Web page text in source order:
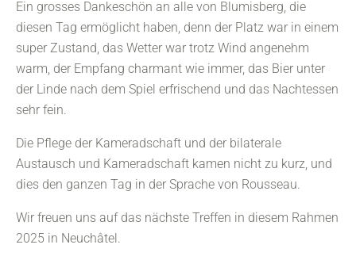
Ein grosses Dankeschön an alle von Blumisberg, die
diesen Tag ermöglicht haben, denn der Platz war in einem
super Zustand, das Wetter war trotz Wind angenehm
warm, der Empfang charmant wie immer, das Bier unter
der Linde nach dem Spiel erfrischend und das Nachtessen
sehr fein.
Die Pflege der Kameradschaft und der bilaterale
Austausch und Kameradschaft kamen nicht zu kurz, und
dies den ganzen Tag in der Sprache von Rousseau.
Wir freuen uns auf das nächste Treffen in diesem Rahmen
2025 in Neuchâtel.